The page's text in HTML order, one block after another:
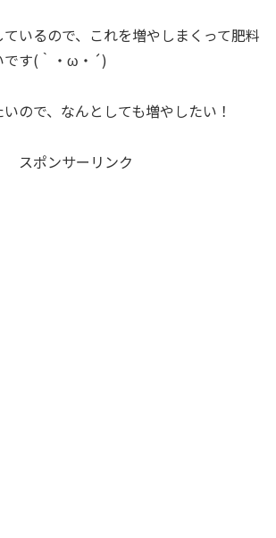
いるので、これを増やしまくって肥料
です(｀・ω・´)
ので、なんとしても増やしたい！
スポンサーリンク